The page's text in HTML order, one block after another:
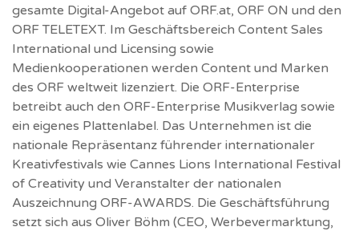
gesamte Digital-Angebot auf ORF.at, ORF ON und den
ORF TELETEXT. Im Geschäftsbereich Content Sales
International und Licensing sowie
Medienkooperationen werden Content und Marken
des ORF weltweit lizenziert. Die ORF-Enterprise
betreibt auch den ORF-Enterprise Musikverlag sowie
ein eigenes Plattenlabel. Das Unternehmen ist die
nationale Repräsentanz führender internationaler
Kreativfestivals wie Cannes Lions International Festival
of Creativity und Veranstalter der nationalen
Auszeichnung ORF-AWARDS. Die Geschäftsführung
setzt sich aus Oliver Böhm (CEO, Werbevermarktung,